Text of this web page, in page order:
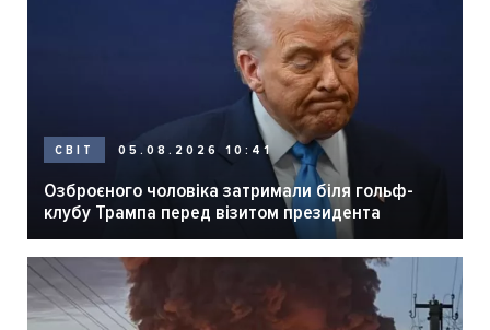
СВІТ 05.08.2026 10:41
Озброєного чоловіка затримали біля гольф-
клубу Трампа перед візитом президента